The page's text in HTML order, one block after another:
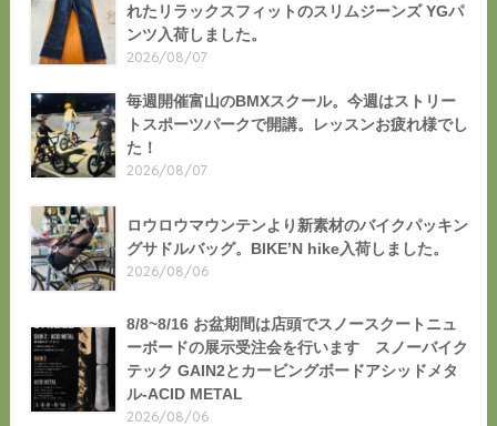
れたリラックスフィットのスリムジーンズ YGパ
ンツ入荷しました。
2026/08/07
毎週開催富山のBMXスクール。今週はストリー
トスポーツパークで開講。レッスンお疲れ様でし
た！
2026/08/07
ロウロウマウンテンより新素材のバイクパッキン
グサドルバッグ。BIKE’N hike入荷しました。
2026/08/06
8/8~8/16 お盆期間は店頭でスノースクートニュ
ーボードの展示受注会を行います スノーバイク
テック GAIN2とカービングボードアシッドメタ
ル-ACID METAL
2026/08/06